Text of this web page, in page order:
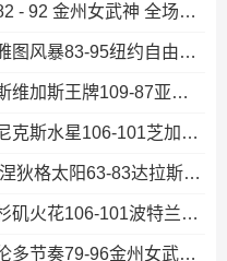
WNBA常规赛 多伦多节奏 82 - 92 金州女武神 全场集锦
08月04日WNBA常规赛 西雅图风暴83-95纽约自由人 全场集锦
08月04日WNBA常规赛 拉斯维加斯王牌109-87亚特兰大梦想 全场集锦
08月04日WNBA常规赛 菲尼克斯水星106-101芝加哥天空 全场集锦
08月03日 WNBA常规赛 康涅狄格太阳63-83达拉斯飞翼 全场集锦
08月03日WNBA常规赛 洛杉矶火花106-101波特兰火焰 全场集锦
08月03日WNBA常规赛 多伦多节奏79-96金州女武神 全场集锦